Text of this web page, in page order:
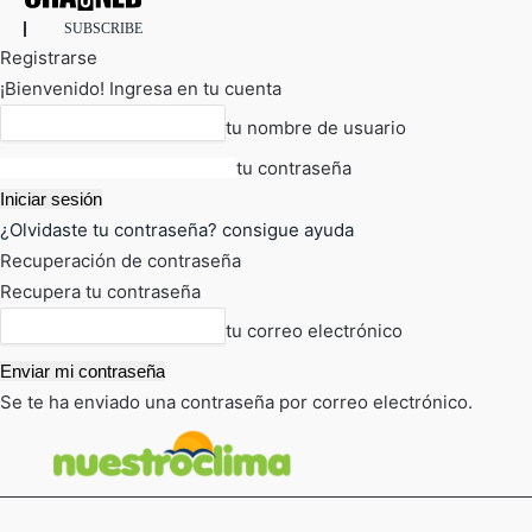
SUBSCRIBE
Registrarse
¡Bienvenido! Ingresa en tu cuenta
tu nombre de usuario
tu contraseña
¿Olvidaste tu contraseña? consigue ayuda
Recuperación de contraseña
Recupera tu contraseña
tu correo electrónico
Se te ha enviado una contraseña por correo electrónico.